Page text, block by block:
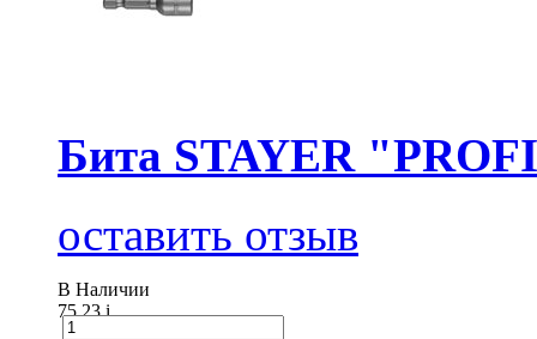
Бита STAYER
оставить отзыв
В Наличии
75.23i